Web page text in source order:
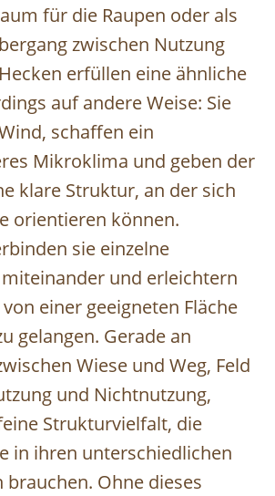
für die Raupen oder als
zwischen Nutzung
erfüllen eine ähnliche
auf andere Weise: Sie
schaffen ein
Mikroklima und geben der
klare Struktur, an der sich
orientieren können.
sie einzelne
und erleichtern
einer geeigneten Fläche
gelangen. Gerade an
Wiese und Weg, Feld
und Nichtnutzung,
Strukturvielfalt, die
in ihren unterschiedlichen
brauchen. Ohne dieses